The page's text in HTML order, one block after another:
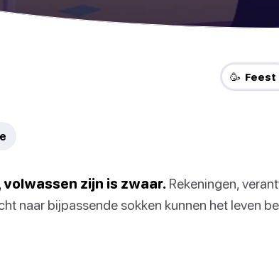
🥳 Feest
zijn is zwaar. Rekeningen,
naar bijpassende sokken kunnen het leven